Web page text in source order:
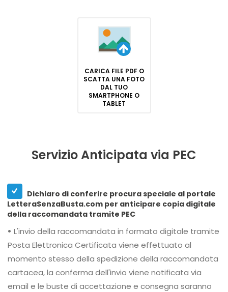
CARICA FILE PDF O
SCATTA UNA FOTO
DAL TUO
SMARTPHONE O
TABLET
Servizio Anticipata via PEC
Dichiaro di conferire procura speciale al portale
LetteraSenzaBusta.com per anticipare copia digitale
della raccomandata tramite PEC
• L'invio della raccomandata in formato digitale tramite
Posta Elettronica Certificata viene effettuato al
momento stesso della spedizione della raccomandata
cartacea, la conferma dell'invio viene notificata via
email e le buste di accettazione e consegna saranno